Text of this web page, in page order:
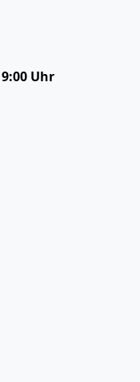
Uhr